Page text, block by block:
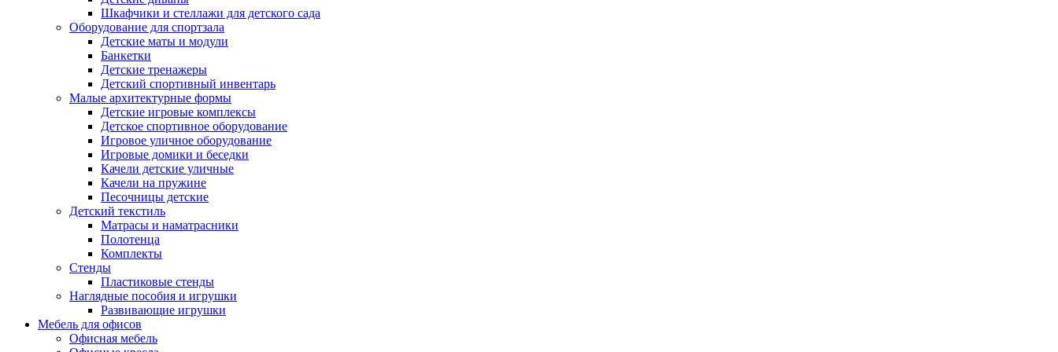
Шкафчики и стеллажи для детского сада
Оборудование для спортзала
Детские маты и модули
Банкетки
Детские тренажеры
Детский спортивный инвентарь
Малые архитектурные формы
Детские игровые комплексы
Детское спортивное оборудование
Игровое уличное оборудование
Игровые домики и беседки
Качели детские уличные
Качели на пружине
Песочницы детские
Детский текстиль
Матрасы и наматрасники
Полотенца
Комплекты
Стенды
Пластиковые стенды
Наглядные пособия и игрушки
Развивающие игрушки
Мебель для офисов
Офисная мебель